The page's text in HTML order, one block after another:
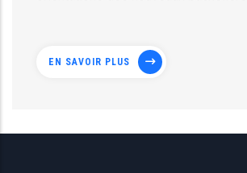
EN SAVOIR PLUS